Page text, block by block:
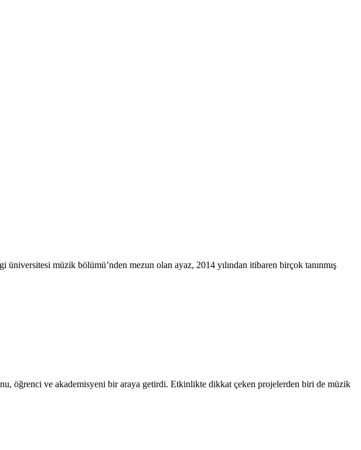
müzik bölümü’nden mezun olan ayaz, 2014 yılından itibaren birçok tanınmış
öğrenci ve akademisyeni bir araya getirdi. Etkinlikte dikkat çeken projelerden biri de müzik